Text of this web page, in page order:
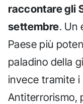
raccontare gli
settembre. Un
Paese più
paladino della
invece tramite i
Antiterrorismo,